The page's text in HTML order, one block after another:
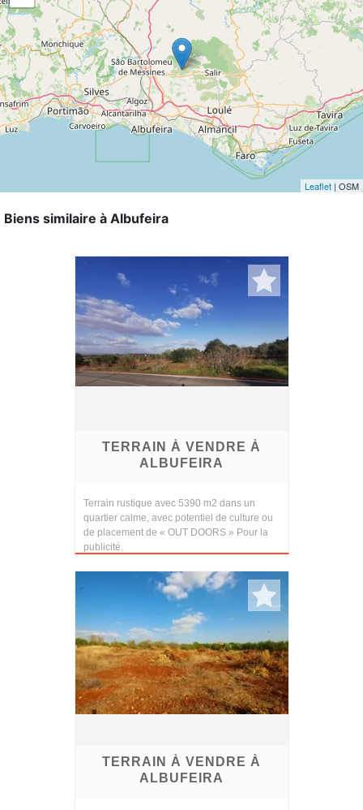
Leaflet | OSM
Biens similaire à Albufeira
TERRAIN À VENDRE À
ALBUFEIRA
Terrain rustique avec 5390 m2 dans un
quartier calme, avec potentiel de culture ou
de placement de « OUT DOORS » Pour la
publicité.
TERRAIN À VENDRE À
ALBUFEIRA